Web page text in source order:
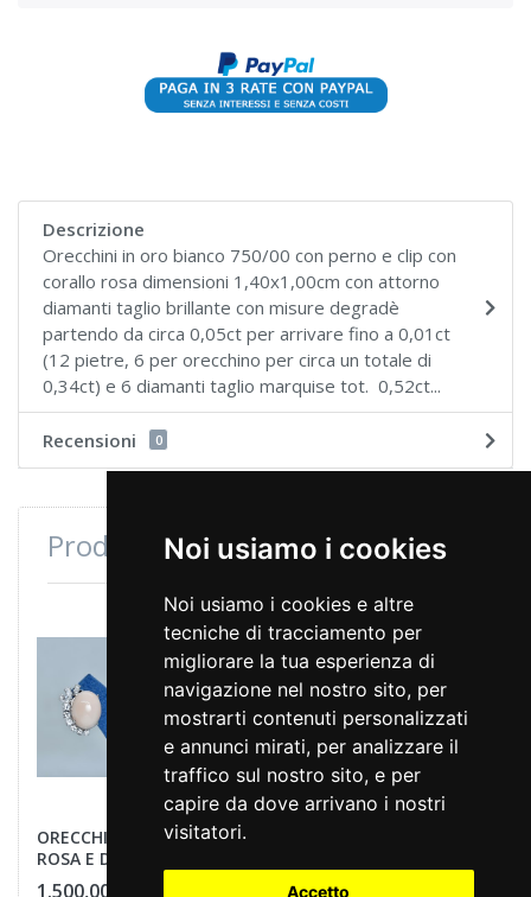
Noi usiamo i cookies
Noi usiamo i cookies e altre
tecniche di tracciamento per
migliorare la tua esperienza di
navigazione nel nostro sito, per
mostrarti contenuti personalizzati
e annunci mirati, per analizzare il
traffico sul nostro sito, e per
capire da dove arrivano i nostri
visitatori.
Accetto
Descrizione
Orecchini in oro bianco 750/00 con perno e clip con
corallo rosa dimensioni 1,40x1,00cm con attorno
diamanti taglio brillante con misure degradè
partendo da circa 0,05ct per arrivare fino a 0,01ct
(12 pietre, 6 per orecchino per circa un totale di
0,34ct) e 6 diamanti taglio marquise tot. 0,52ct...
Recensioni 0
Prodotti consultati di recente
ORECCHINI CORALLO
ROSA E DIAMANTI
1.500,00 €